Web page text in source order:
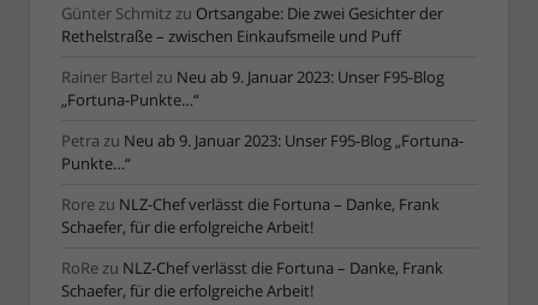
Günter Schmitzzu Ortsangabe: Die zwei Gesichter der
Rethelstraße – zwischen Einkaufsmeile und Puff
Rainer Bartel zu Neu ab 9. Januar 2023: Unser F95-Blog
„Fortuna-Punkte…“
Petra zu Neu ab 9. Januar 2023: Unser F95-Blog „Fortuna-
Punkte…“
Rorezu NLZ-Chef verlässt die Fortuna – Danke, Frank
Schaefer, für die erfolgreiche Arbeit!
RoRezu NLZ-Chef verlässt die Fortuna – Danke, Frank
Schaefer, für die erfolgreiche Arbeit!